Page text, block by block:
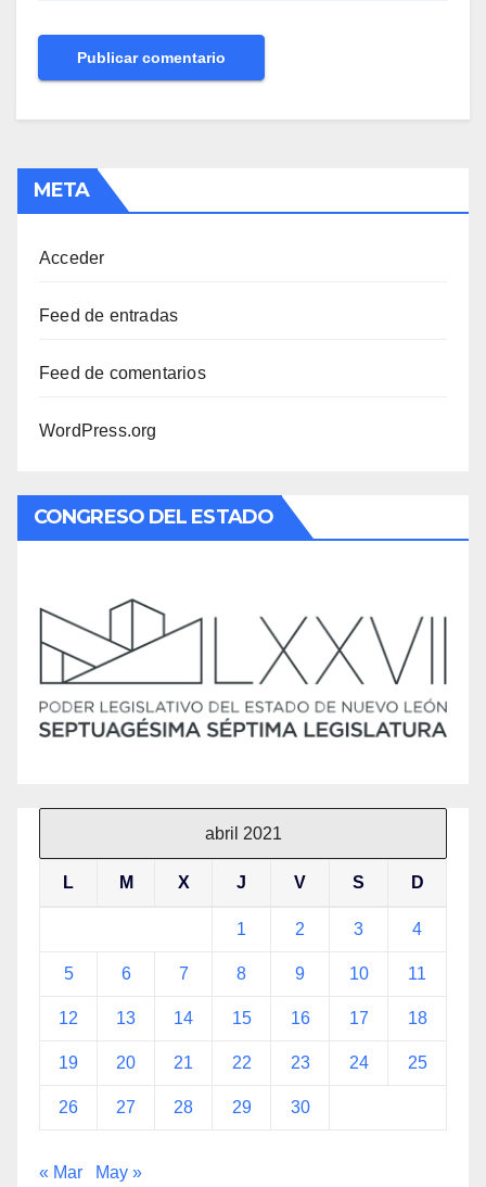
META
Acceder
Feed de entradas
Feed de comentarios
WordPress.org
CONGRESO DEL ESTADO
abril 2021
L M X J V S D
1 2 3 4
5 6 7 8 9 10 11
12 13 14 15 16 17 18
19 20 21 22 23 24 25
26 27 28 29 30
« Mar May »